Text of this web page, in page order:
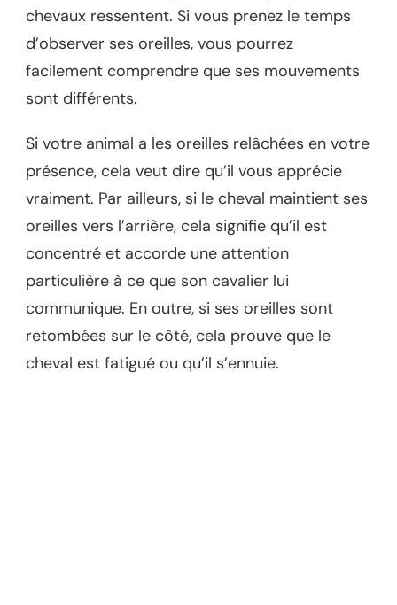
chevaux ressentent. Si vous prenez le temps
d’observer ses oreilles, vous pourrez
facilement comprendre que ses mouvements
sont différents.
Si votre animal a les oreilles relâchées en votre
présence, cela veut dire qu’il vous apprécie
vraiment. Par ailleurs, si le cheval maintient ses
oreilles vers l’arrière, cela signifie qu’il est
concentré et accorde une attention
particulière à ce que son cavalier lui
communique. En outre, si ses oreilles sont
retombées sur le côté, cela prouve que le
cheval est fatigué ou qu’il s’ennuie.